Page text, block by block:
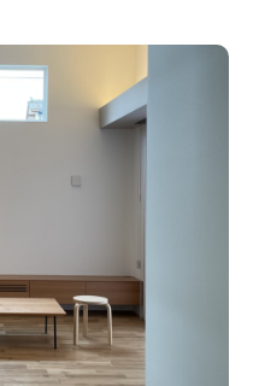
0965-52-0323
096-274-8175
0965-45-9282